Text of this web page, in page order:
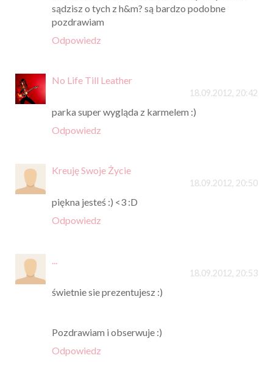
sądzisz o tych z h&m? są bardzo podobne
pozdrawiam
Odpowiedz
No Life Till Leather
18.09.2012, 20:42
parka super wygląda z karmelem :)
Odpowiedz
Kreuję Swoje Życie
18.09.2012, 20:50
piękna jesteś :) <3 :D
Odpowiedz
...
18.09.2012, 20:53
świetnie sie prezentujesz :)
Pozdrawiam i obserwuje :)
Odpowiedz